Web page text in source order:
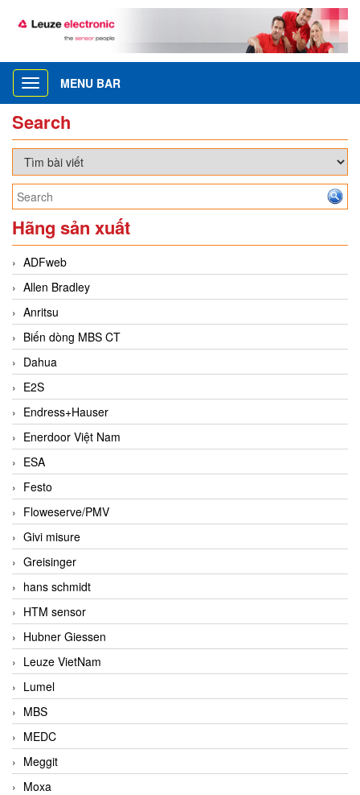
Toggle
navigation
MENU BAR
Search
Hãng sản xuất
ADFweb
Allen Bradley
Anritsu
Biến dòng MBS CT
Dahua
E2S
Endress+Hauser
Enerdoor Việt Nam
ESA
Festo
Floweserve/PMV
Givi misure
Greisinger
hans schmidt
HTM sensor
Hubner Giessen
Leuze VietNam
Lumel
MBS
MEDC
Meggit
Moxa